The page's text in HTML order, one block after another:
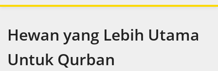
Hewan yang Lebih Utama
Untuk Qurban